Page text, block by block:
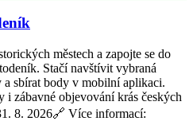
městech a zapojte se do
Stačí navštívit vybraná
a sbírat body v mobilní aplikaci.
i zábavné objevování krás českých
8. 2026🔗 Více informací: